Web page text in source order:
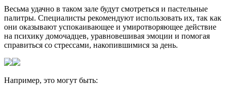
Весьма удачно в таком зале будут смотреться и пастельные
палитры. Специалисты рекомендуют использовать их, так как
они оказывают успокаивающее и умиротворяющее действие
на психику домочадцев, уравновешивая эмоции и помогая
справиться со стрессами, накопившимися за день.
Например, это могут быть: